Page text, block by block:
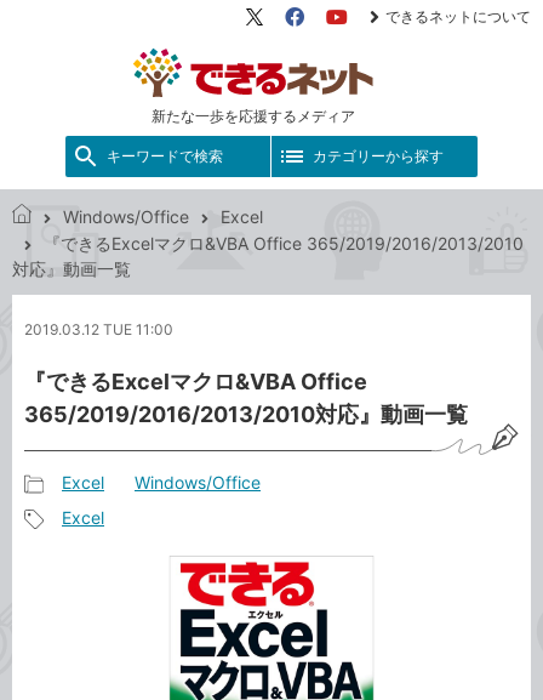
新たな一歩を応援するメディア
X（旧
FacebookYouTube
できるネットについて
キーワードで検索 カテゴリーから探す
き
ッ
Windows/Office
Excel
『できるExcelマクロ&VBA Office 365/2019/2016/2013/2010
対応』動画一覧
2019.03.12 TUE 11:00
『できるExcelマクロ&VBA Office
365/2019/2016/2013/2010対応』動画一覧
事
Excel Windows/Office
Excel